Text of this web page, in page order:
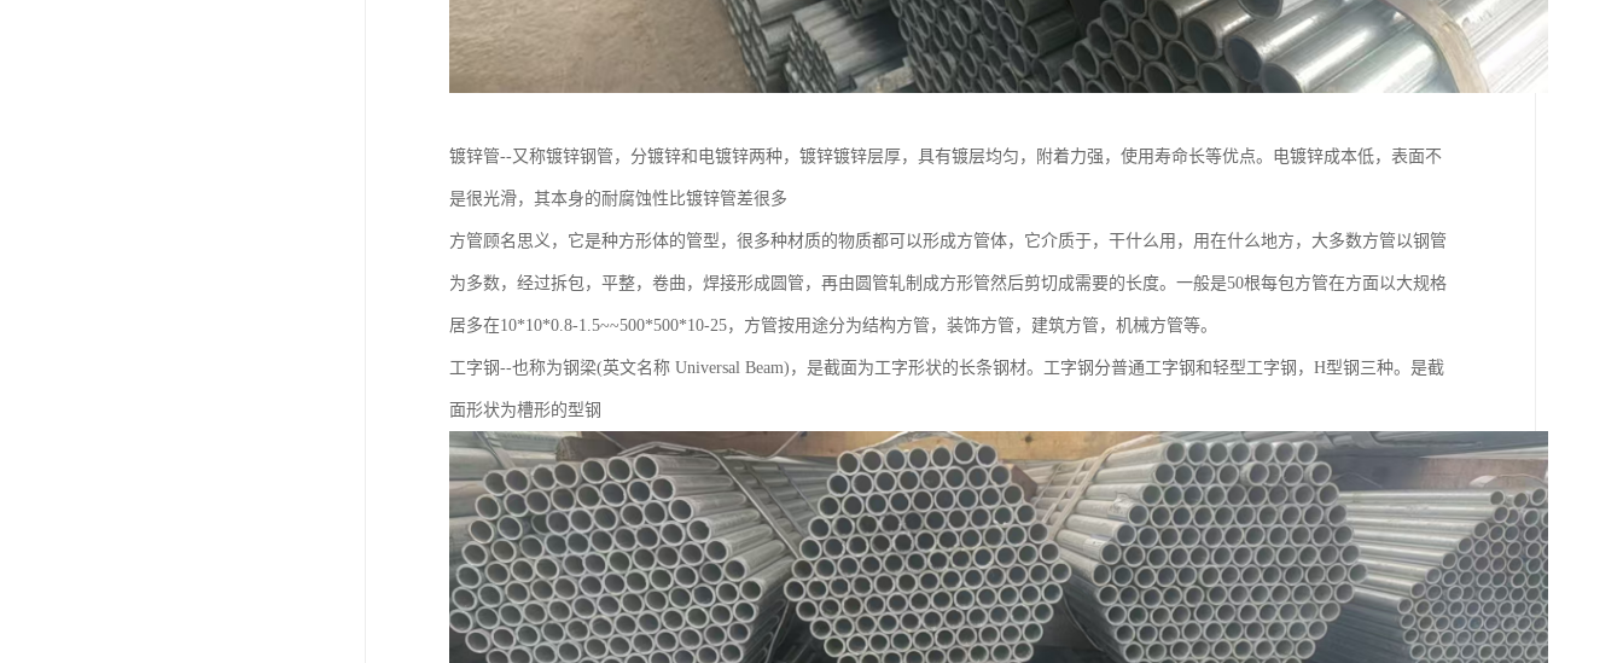
镀锌管--又称镀锌钢管，分镀锌和电镀锌两种，镀锌镀锌层厚，具有镀层均匀，附着力强，使用寿命长等优点。电镀锌成本低，表面不
是很光滑，其本身的耐腐蚀性比镀锌管差很多
方管顾名思义，它是种方形体的管型，很多种材质的物质都可以形成方管体，它介质于，干什么用，用在什么地方，大多数方管以钢管
为多数，经过拆包，平整，卷曲，焊接形成圆管，再由圆管轧制成方形管然后剪切成需要的长度。一般是50根每包方管在方面以大规格
居多在10*10*0.8-1.5~~500*500*10-25，方管按用途分为结构方管，装饰方管，建筑方管，机械方管等。
工字钢--也称为钢梁(英文名称 Universal Beam)，是截面为工字形状的长条钢材。工字钢分普通工字钢和轻型工字钢，H型钢三种。是截
面形状为槽形的型钢